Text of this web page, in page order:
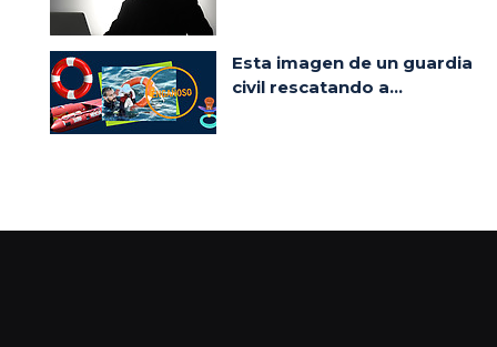
Esta imagen de un guardia
civil rescatando a...